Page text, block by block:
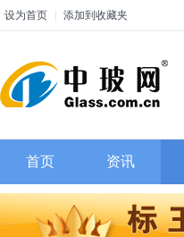
设为首页 添加到收藏夹
首页 资讯